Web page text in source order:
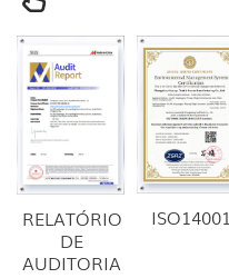
RELATÓRIO
DE
AUDITORIA
ISO14001